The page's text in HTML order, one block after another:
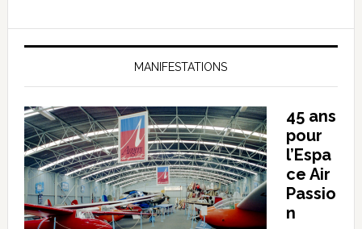
MANIFESTATIONS
45 ans
pour
l’Espa
ce Air
Passio
n